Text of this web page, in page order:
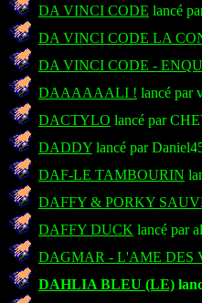
DA VINCI CODE lancé
DA VINCI CODE LA
DA VINCI CODE -
DAAAAAALI ! lancé par
DACTYLO lancé par
DADDY lancé par
DAF-LE TAMBOURIN
DAFFY & PORKY
DAFFY DUCK lancé par
DAGMAR - L'AME DES
DAHLIA BLEU (LE)